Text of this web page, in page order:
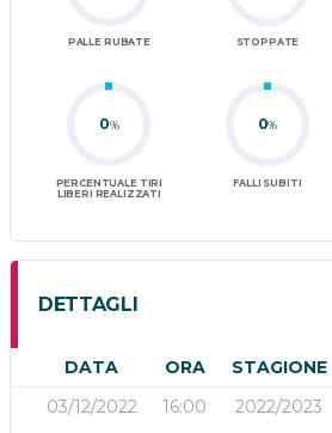
PALLE RUBATE STOPPATE
0%
PERCENTUALE TIRI
LIBERI REALIZZATI
0%
FALLI SUBITI
DETTAGLI
DATA ORA STAGIONE
03/12/2022
16:00 2022/2023